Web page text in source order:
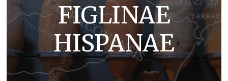
FIGLINAE
HISPANAE